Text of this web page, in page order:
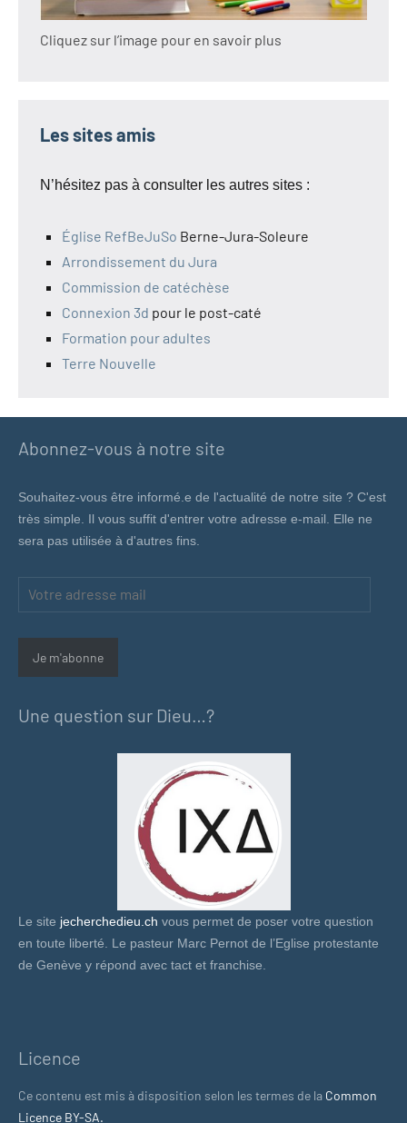
Cliquez sur l’image pour en savoir plus
Les sites amis
N’hésitez pas à consulter les autres sites :
Église RefBeJuSo Berne-Jura-Soleure
Arrondissement du Jura
Commission de catéchèse
Connexion 3d pour le post-caté
Formation pour adultes
Terre Nouvelle
Abonnez-vous à notre site
Souhaitez-vous être informé.e de l'actualité de notre site ? C'est
très simple. Il vous suffit d'entrer votre adresse e-mail. Elle ne
sera pas utilisée à d'autres fins.
Votre
Je m'abonne
Une question sur Dieu…?
Le site jecherchedieu.ch vous permet de poser votre question
en toute liberté. Le pasteur Marc Pernot de l’Eglise protestante
de Genève y répond avec tact et franchise.
Licence
Ce contenu est mis à disposition selon les termes de la Common
Licence BY-SA.